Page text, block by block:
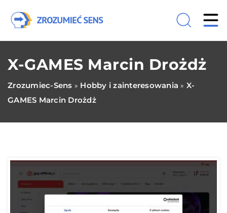
X-GAMES Marcin Drożdż
Zrozumiec-Sens » Hobby i zainteresowania » X-
GAMES Marcin Drożdż